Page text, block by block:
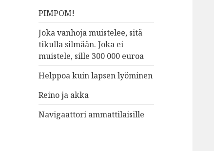
PIMPOM!
Joka vanhoja muistelee, sitä
tikulla silmään. Joka ei
muistele, sille 300 000 euroa
Helppoa kuin lapsen lyöminen
Reino ja akka
Navigaattori ammattilaisille